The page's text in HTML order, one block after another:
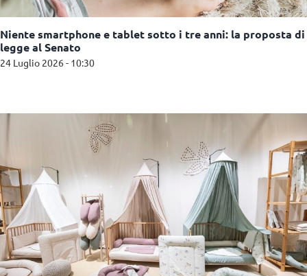
Niente smartphone e tablet sotto i tre anni: la proposta di
legge al Senato
24 Luglio 2026 - 10:30